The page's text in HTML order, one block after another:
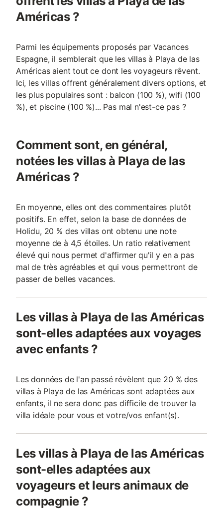
Américas ?
Parmi les équipements proposés par Vacances
Espagne, il semblerait que les villas à Playa de las
Américas aient tout ce dont les voyageurs rêvent.
Ici, les villas offrent généralement divers options, et
les plus populaires sont : balcon (100 %), wifi (100
%), et piscine (100 %)... Pas mal n'est-ce pas ?
Comment sont, en général,
notées les villas à Playa de las
Américas ?
En moyenne, elles ont des commentaires plutôt
positifs. En effet, selon la base de données de
Holidu, 20 % des villas ont obtenu une note
moyenne de à 4,5 étoiles. Un ratio relativement
élevé qui nous permet d'affirmer qu'il y en a pas
mal de très agréables et qui vous permettront de
passer de belles vacances.
Les villas à Playa de las Américas
sont-elles adaptées aux voyages
avec enfants ?
Les données de l'an passé révèlent que 20 % des
villas à Playa de las Américas sont adaptées aux
enfants, il ne sera donc pas difficile de trouver la
villa idéale pour vous et votre/vos enfant(s).
Les villas à Playa de las Américas
sont-elles adaptées aux
voyageurs et leurs animaux de
compagnie ?